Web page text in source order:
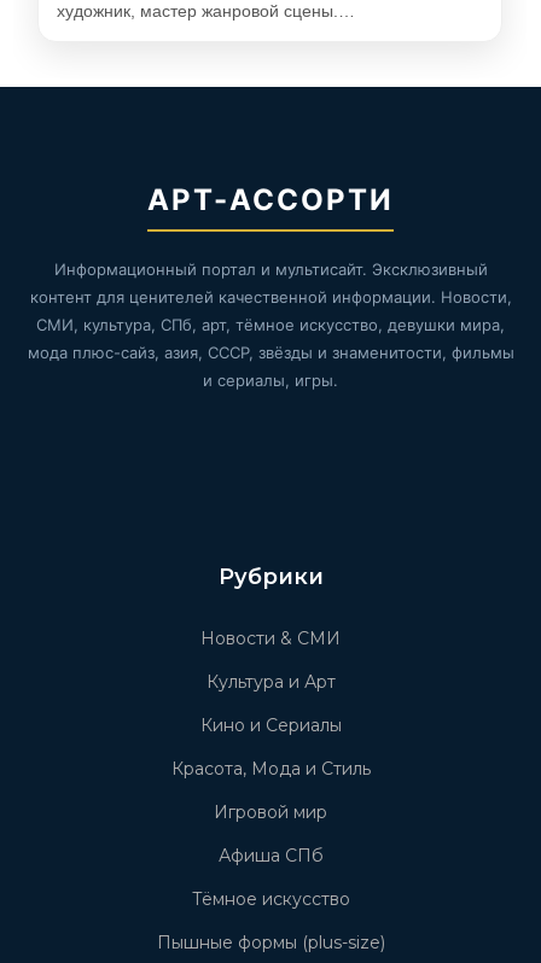
художник, мастер жанровой сцены.…
АРТ-АССОРТИ
Информационный портал и мультисайт. Эксклюзивный
контент для ценителей качественной информации. Новости,
СМИ, культура, СПб, арт, тёмное искусство, девушки мира,
мода плюс-сайз, азия, СССР, звёзды и знаменитости, фильмы
и сериалы, игры.
Рубрики
Новости & СМИ
Культура и Арт
Кино и Сериалы
Красота, Мода и Стиль
Игровой мир
Афиша СПб
Тёмное искусство
Пышные формы (plus-size)